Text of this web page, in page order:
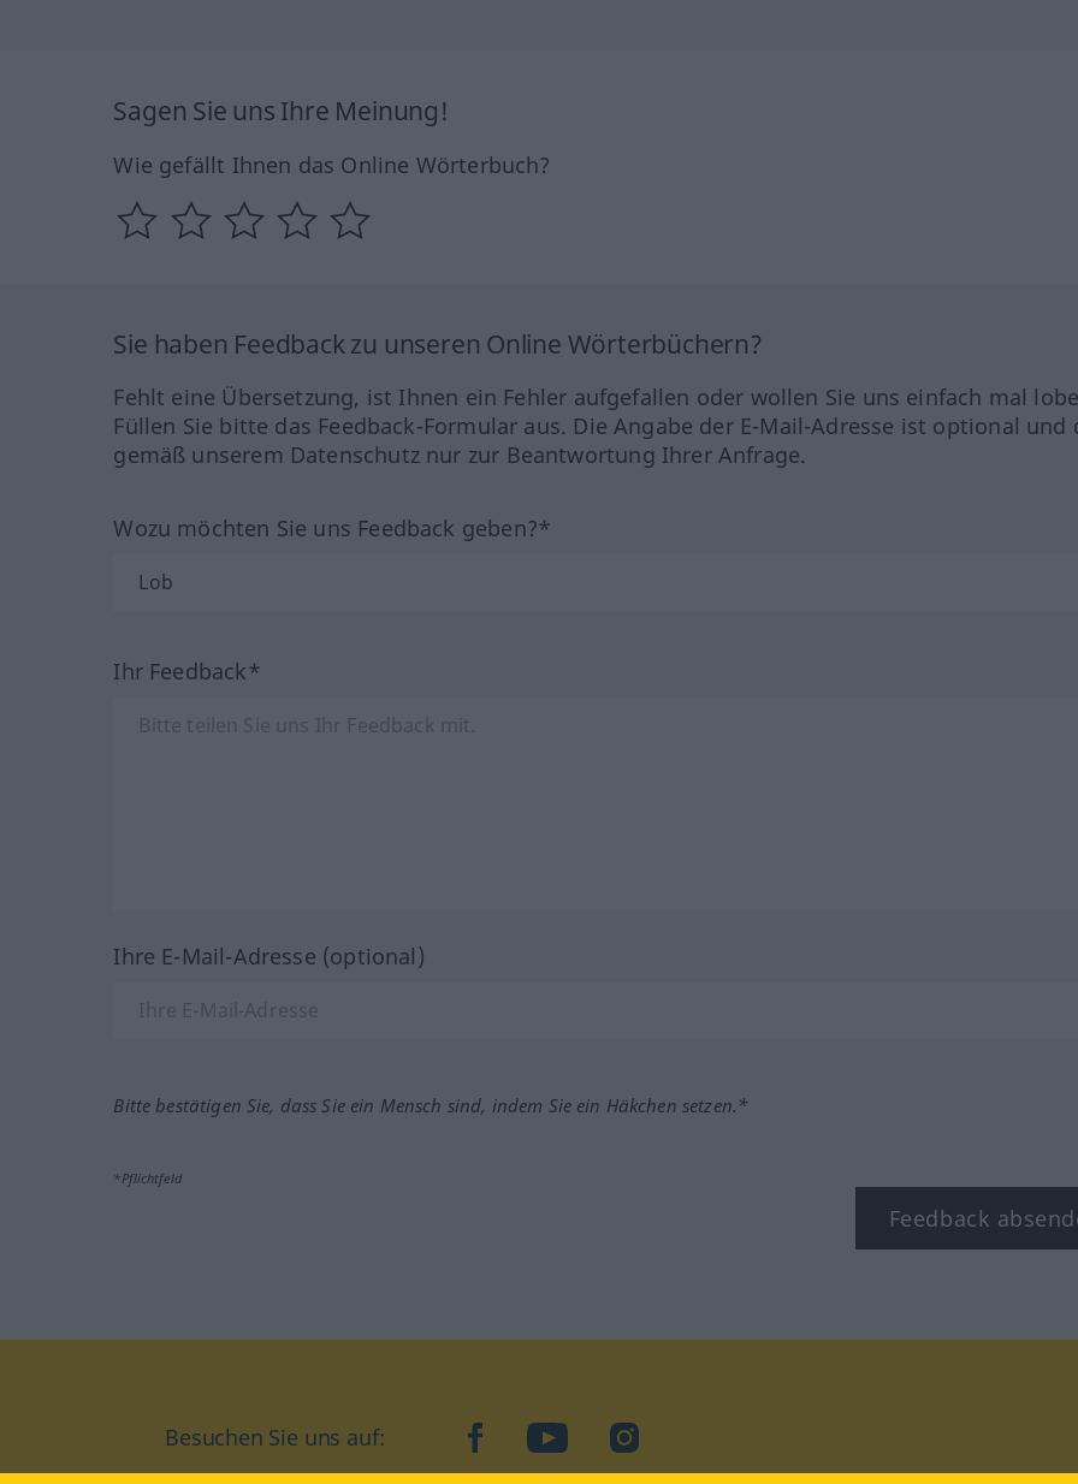
Sagen Sie uns Ihre Meinung!
Wie gefällt Ihnen das Online Wörterbuch?
Sie haben Feedback zu unseren Online Wörterbüchern?
Fehlt eine Übersetzung, ist Ihnen ein Fehler aufgefallen oder wollen Sie uns einfach mal
Füllen Sie bitte das Feedback-Formular aus. Die Angabe der E-Mail-Adresse ist optional und
gemäß unserem Datenschutz nur zur Beantwortung Ihrer Anfrage.
Wozu möchten Sie uns Feedback geben?*
Ihr Feedback*
Ihre E-Mail-Adresse (optional)
Bitte bestätigen Sie, dass Sie ein Mensch sind, indem Sie ein Häkchen setzen.*
*Pflichtfeld
Feedback
Besuchen Sie uns auf: facebookYouTubeInstagram